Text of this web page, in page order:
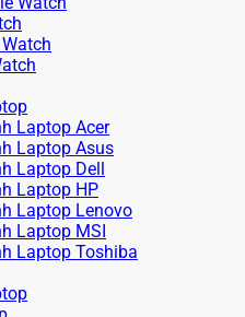
Laptop Acer
Laptop Asus
Laptop Dell
Laptop HP
Laptop Lenovo
Laptop MSI
Laptop Toshiba